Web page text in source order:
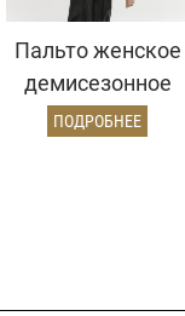
Пальто женское
демисезонное
25775 (кремовый)
ПОДРОБНЕЕ